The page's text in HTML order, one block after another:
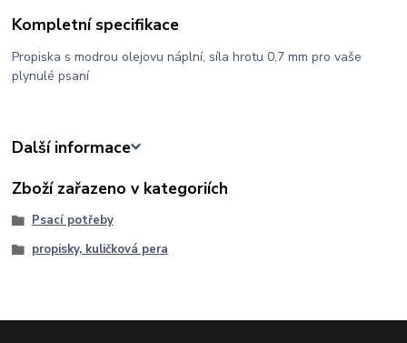
Kompletní specifikace
Propiska s modrou olejovu náplní, síla hrotu 0,7 mm pro vaše
plynulé psaní
Další informace
Zboží zařazeno v kategoriích
Psací potřeby
propisky, kuličková pera